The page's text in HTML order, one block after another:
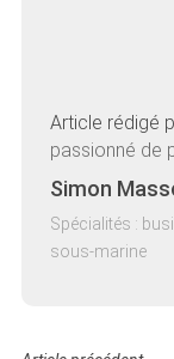
Article rédigé
passionné de
Simon
Spécialités :
sous-marine